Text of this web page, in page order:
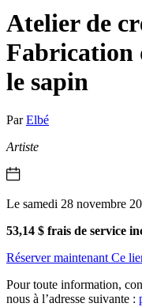
Atelier de
Fabrication
le sapin
ParElbé
Artiste
Le samedi 28 novembre
53,14 $ frais de service
Réserver maintenant Ce
Pour toute information,
nous à l’adresse suivante :